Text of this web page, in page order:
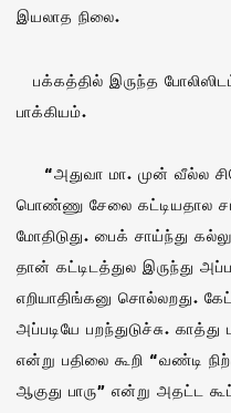
இயலாத நிலை.
பக்கத்தில் இருந்த
பாக்கியம்.
“அதுவா மா. முன் வீல்ல
பொண்ணு சேலை கட்டியதால
மோதிடுது. பைக் சாய்ந்து
தான் கட்டிடத்துல இருந்து
எறியாதிங்கனு சொல்லறது.
அப்படியே பறந்துடுச்சு.
என்று பதிலை கூறி “வண்டி
ஆகுது பாரு” என்று அதட்ட